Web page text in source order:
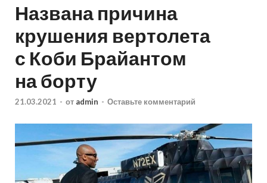
Названа причина
крушения вертолета
с Коби Брайантом
на борту
21.03.2021 - от admin - Оставьте комментарий